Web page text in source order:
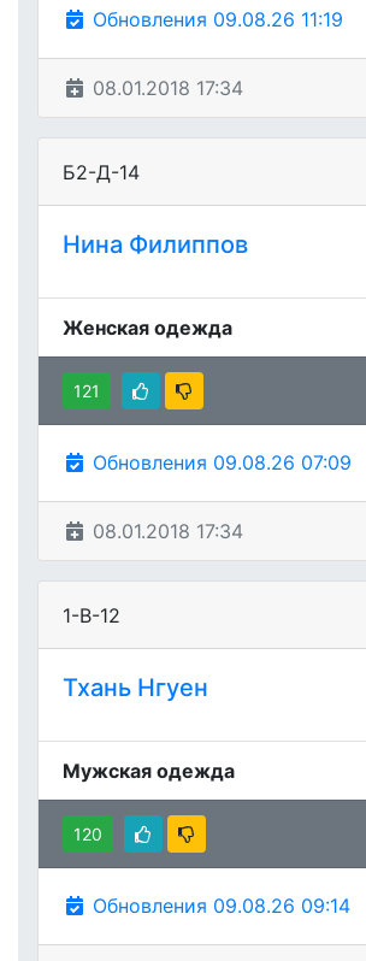
Обновления 09.08.26 11:19
08.01.2018 17:34
Б2-Д-14
Нина Филиппов
Женская одежда
121
Обновления 09.08.26 07:09
08.01.2018 17:34
1-В-12
Тхань Нгуен
Мужская одежда
120
Обновления 09.08.26 09:14